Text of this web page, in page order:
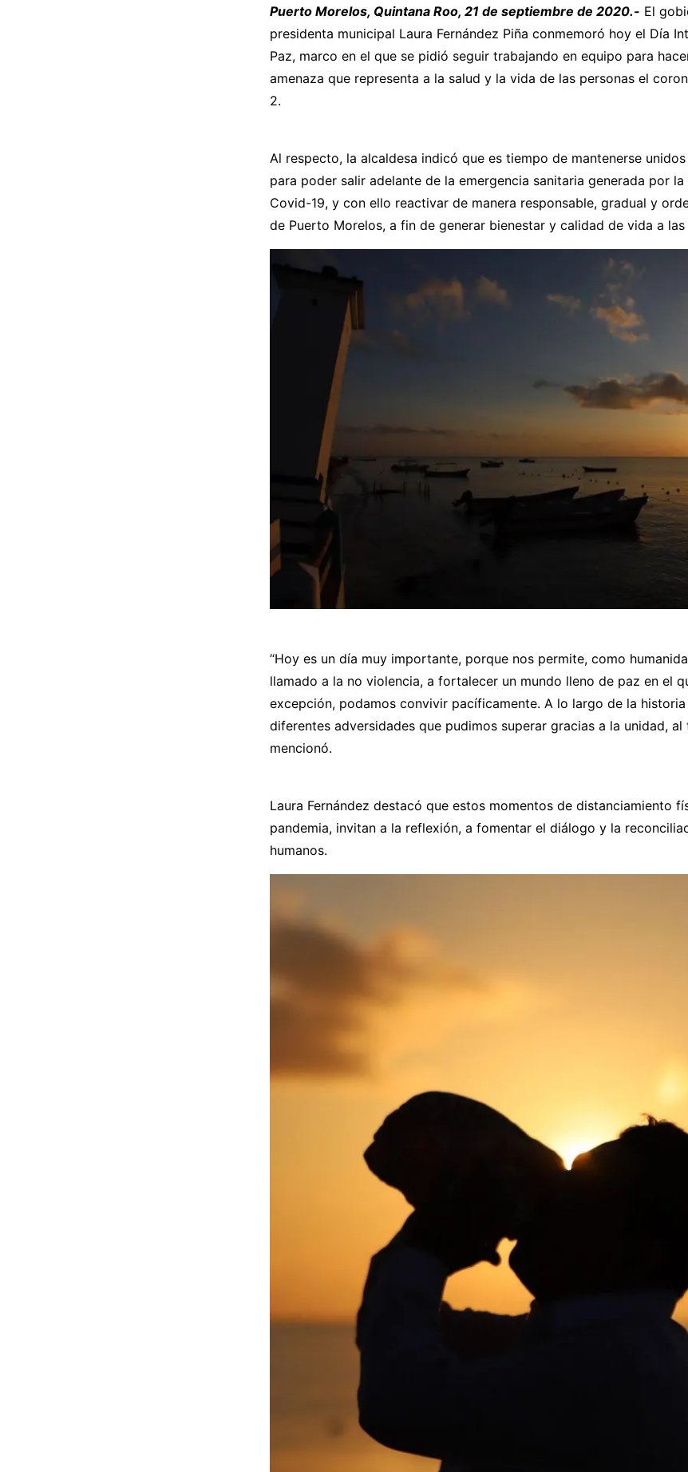
Puerto Morelos, Quintana Roo, 21 de septiembre de 2020.- El
presidenta municipal Laura Fernández Piña conmemoró hoy el Día
Paz, marco en el que se pidió seguir trabajando en equipo para
amenaza que representa a la salud y la vida de las personas el
2.
Al respecto, la alcaldesa indicó que es tiempo de mantenerse
para poder salir adelante de la emergencia sanitaria generada por
Covid-19, y con ello reactivar de manera responsable, gradual y
de Puerto Morelos, a fin de generar bienestar y calidad de vida a las
“Hoy es un día muy importante, porque nos permite, como
llamado a la no violencia, a fortalecer un mundo lleno de paz en el
excepción, podamos convivir pacíficamente. A lo largo de la
diferentes adversidades que pudimos superar gracias a la unidad, al
mencionó.
Laura Fernández destacó que estos momentos de distanciamiento
pandemia, invitan a la reflexión, a fomentar el diálogo y la
humanos.